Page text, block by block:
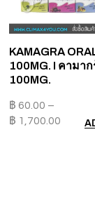
KAMAGRA
100MG. I คามาก
100MG.
฿ 60.00 –
฿ 1,700.00